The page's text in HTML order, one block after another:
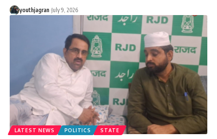
youthjagran July 9, 2026
LATEST NEWS POLITICS STATE